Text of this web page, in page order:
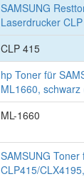
SAMSUNG
Laserdrucker
CLP 415
hp Toner für
ML1660, schwarz
ML-1660
SAMSUNG Toner
CLP415/